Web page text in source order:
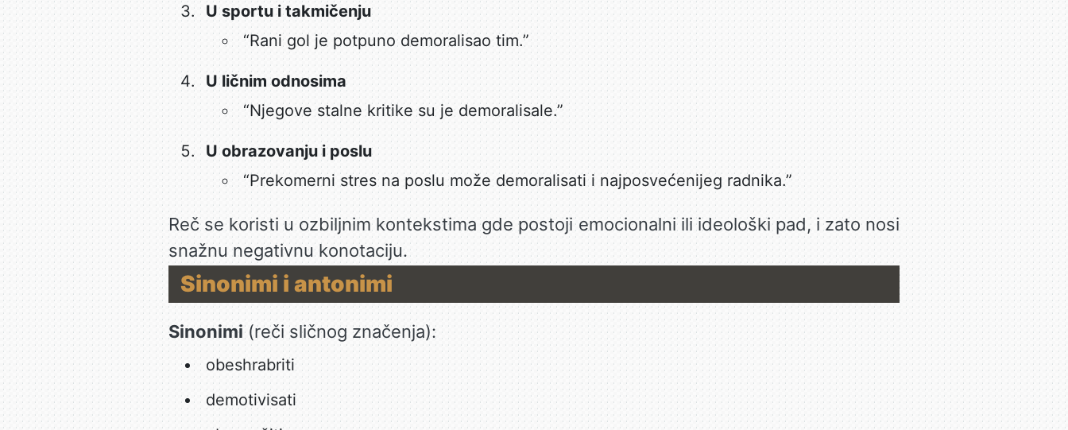
U sportu i takmičenju
“Rani gol je potpuno demoralisao tim.”
U ličnim odnosima
“Njegove stalne kritike su je demoralisale.”
U obrazovanju i poslu
“Prekomerni stres na poslu može demoralisati i najposvećenijeg radnika.”
Reč se koristi u ozbiljnim kontekstima gde postoji emocionalni ili ideološki pad, i zato nosi
snažnu negativnu konotaciju.
Sinonimi i antonimi
Sinonimi(reči sličnog značenja):
obeshrabriti
demotivisati